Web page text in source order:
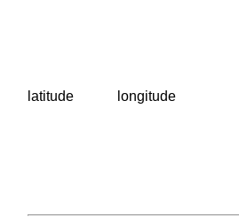
latitude longitude